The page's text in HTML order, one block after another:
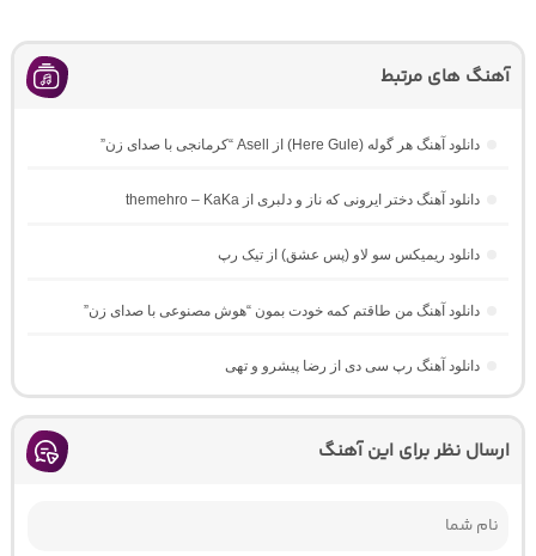
آهنگ های مرتبط
دانلود آهنگ هر گوله (Here Gule) از Asell “کرمانجی با صدای زن”
دانلود آهنگ دختر ایرونی که ناز و دلبری از themehro – KaKa
دانلود ریمیکس سو لاو (پس عشق) از تیک رپ
دانلود آهنگ من طاقتم کمه خودت بمون “هوش مصنوعی با صدای زن”
دانلود آهنگ رپ سی دی از رضا پیشرو و تهی
ارسال نظر برای این آهنگ